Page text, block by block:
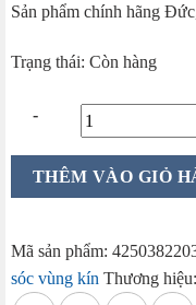
Sản phẩm chính hãng
Trạng thái: Còn hàng
nách
Bernhard
THÊM VÀO GIỎ
Mã sản phẩm:
sóc vùng kín Thương hiệu: